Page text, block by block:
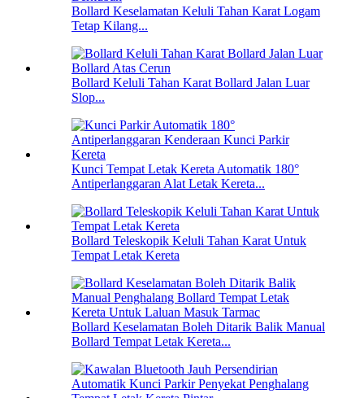
Bollard Keselamatan Keluli Tahan Karat Logam
Tetap Kilang...
Bollard Keluli Tahan Karat Bollard Jalan Luar
Slop...
Kunci Tempat Letak Kereta Automatik 180°
Antiperlanggaran Alat Letak Kereta...
Bollard Teleskopik Keluli Tahan Karat Untuk
Tempat Letak Kereta
Bollard Keselamatan Boleh Ditarik Balik Manual
Bollard Tempat Letak Kereta...